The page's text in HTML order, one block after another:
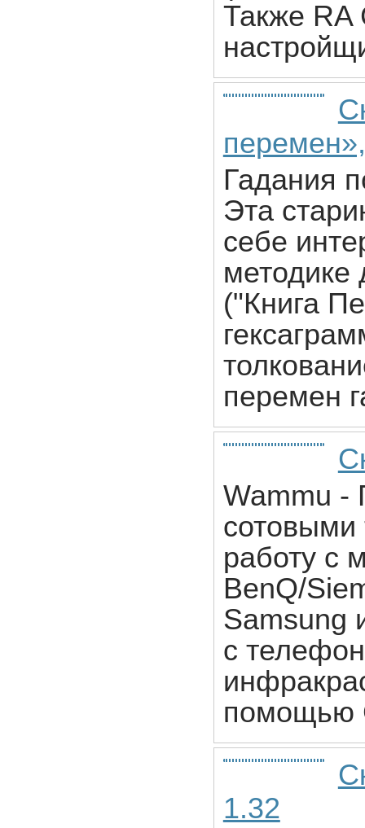
Также RA
Гадания
Эта
себе
методике
("Книга
перемен
Wammu -
работу с
BenQ/
Samsung
с
помощью
1.32